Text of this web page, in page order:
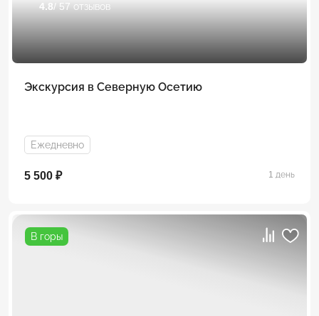
4.8/ 57 отзывов
Экскурсия в Северную Осетию
Ежедневно
5 500 ₽ 1 день
В горы